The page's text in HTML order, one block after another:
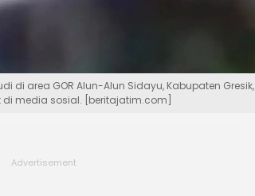
area GOR Alun-Alun Sidayu, Kabupaten Gresik,
media sosial. [beritajatim.com]